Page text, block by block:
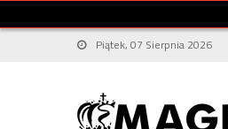
Piątek, 07 Sierpnia 2026